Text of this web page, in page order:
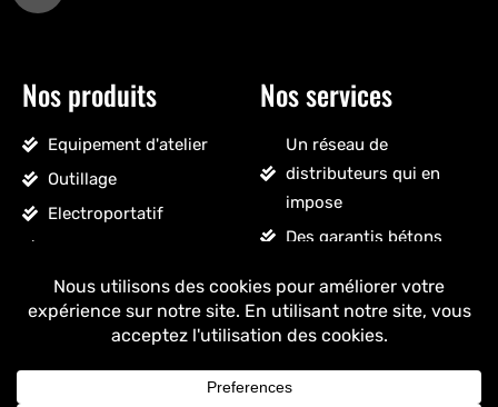
Nos produits
Equipement d'atelier
Outillage
Electroportatif
Accessoires véhicules
Nettoyage, droguerie
Nos services
Un réseau de
distributeurs qui en
impose
Des garantis bétons
Un stock massif
Un ancrage français
+ de 25 ans